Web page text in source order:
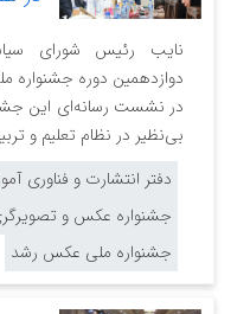
نایب رئیس شورای
دوازدهمین دوره جشنواره
در نشست رسانه‌ای این
بی‌نظیر در نظام تعلیم و
دفتر انتشارت و فناوری
جشنواره عکس و
جشنواره ملی عکس رشد